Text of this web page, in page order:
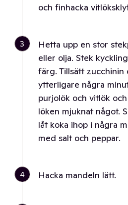
och finhacka
3
Hetta upp en stor
eller olja. Stek
färg. Tillsätt
ytterligare några
purjolök och vitlök
löken mjuknat något.
låt koka ihop i några
med salt och peppar.
4 Hacka mandeln lätt.